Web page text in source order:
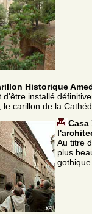
Historique
d'être installé
le carillon de la
Casa
Au titre
plus